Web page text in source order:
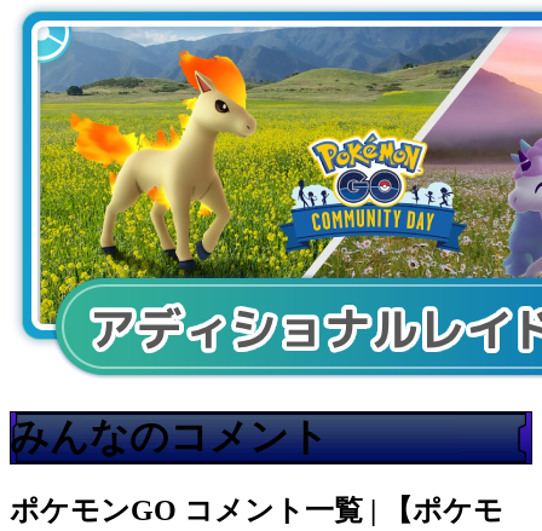
みんなのコメント
ポケモンGO コメント一覧 | 【ポケモ